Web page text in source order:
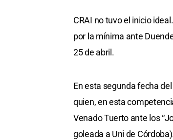
CRAI no tuvo el inicio
por la mínima ante
25 de abril.
En esta segunda fecha
quien, en esta
Venado Tuerto ante los
goleada a Uni de